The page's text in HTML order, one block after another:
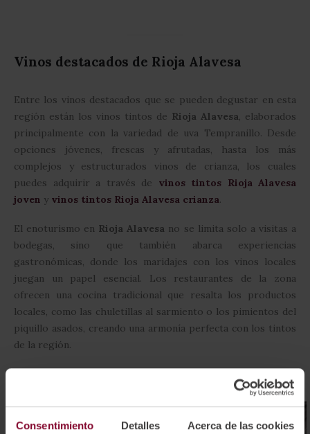
Consentimiento Detalles Acerca de las cookies
Vinos destacados de Rioja Alavesa
Entre los vinos destacados que se pueden degustar en esta
región están los vinos tintos de Rioja Alavesa, elaborados
principalmente con la variedad de uva Tempranillo. Desde
opciones jóvenes, frescas y afrutadas, hasta los más
complejos y estructurados vinos de crianza, los cuales
puedes adquirir a través de vinos tintos Rioja Alavesa
joven y vinos tintos Rioja Alavesa crianza.
El enoturismo en Rioja Alavesa no se limita solo a visitas a
bodegas, sino que también abarca experiencias
gastronómicas, donde los maridajes con los vinos locales
juegan un papel esencial. Los restaurantes de la zona
ofrecen una cocina tradicional que resalta los productos
locales, como las chuletillas al sarmiento o los pimientos del
piquillo asados, creando una armonía perfecta con los tintos
de la región.